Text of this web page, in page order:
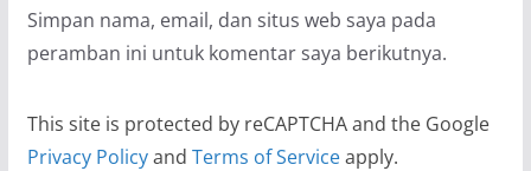
Simpan nama, email, dan situs web saya pada
peramban ini untuk komentar saya berikutnya.
This site is protected by reCAPTCHA and the Google
Privacy Policyand Terms of Serviceapply.